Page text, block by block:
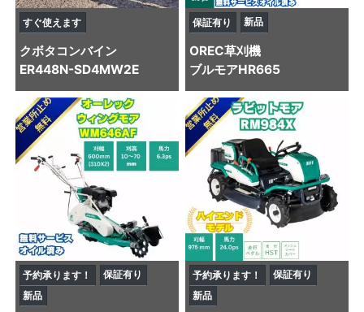
すぐ使えます
クボタ コンバイン
ER448N-SD4MW2E
保証有り 新品
OREC草刈機
ブルモアHR665
予約承ります！
保証有り
新品
予約承ります！
保証有り
新品